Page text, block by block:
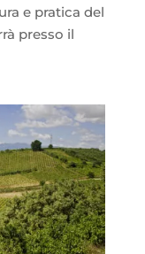
e pratica del
presso il